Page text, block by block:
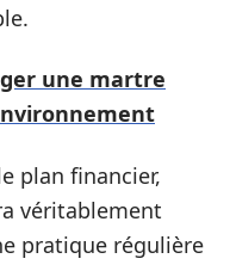
une martre
plan financier,
véritablement
pratique régulière